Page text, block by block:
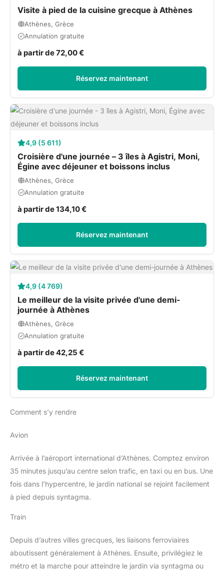
Visite à pied de la cuisine grecque à Athènes
Athènes, Grèce
Annulation gratuite
à partir de 72,00 €
Réservez maintenant
4,9 (5 611)
Croisière d'une journée – 3 îles à Agistri, Moni,
Égine avec déjeuner et boissons inclus
Athènes, Grèce
Annulation gratuite
à partir de 134,10 €
Réservez maintenant
4,9 (4 769)
Le meilleur de la visite privée d'une demi-
journée à Athènes
Athènes, Grèce
Annulation gratuite
à partir de 42,25 €
Réservez maintenant
Comment s’y rendre
Avion
Arrivée à l’aéroport international d’Athènes. Comptez environ
35 minutes jusqu’au centre selon trafic, en taxi ou en bus. Une
fois dans l’hypercentre, le jardin national se rejoint facilement
à pied depuis syntagma.
Train
Depuis d’autres villes grecques, les liaisons ferroviaires
aboutissent généralement à Athènes. Ensuite, privilégiez le
métro et la marche pour atteindre le jardin via syntagma ou